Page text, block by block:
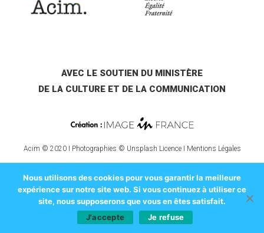
AVEC LE SOUTIEN DU MINISTÈRE
DE LA CULTURE ET DE LA COMMUNICATION
Acim © 2020 I Photographies © Unsplash Licence I Mentions Légales
Nous utilisons des cookies pour vous garantir la meilleure
expérience sur notre site web. Si vous continuez à utiliser ce
site, nous supposerons que vous en êtes satisfait.
J'accepte
Je refuse